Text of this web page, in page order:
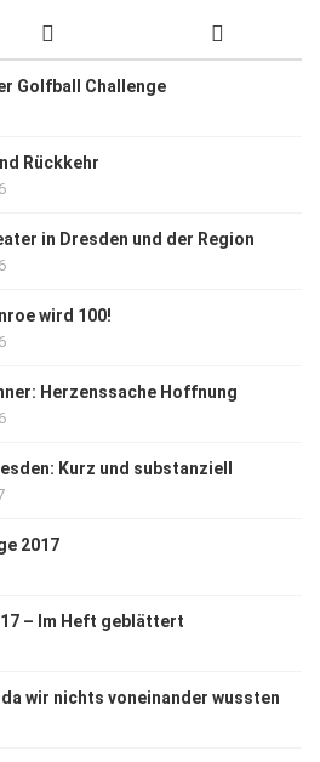
Golfball Challenge
Rückkehr
in Dresden und der Region
wird 100!
Herzenssache Hoffnung
Kurz und substanziell
2017
– Im Heft geblättert
da wir nichts voneinander wussten